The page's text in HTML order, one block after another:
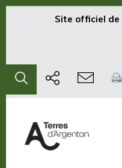
Site officiel de